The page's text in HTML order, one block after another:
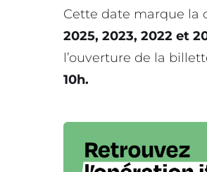
Cette date marque la
2025, 2023, 2022 et
l’ouverture de la
10h.